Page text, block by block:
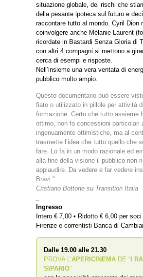
situazione globale, dei rischi che
della pesante ipoteca sul futuro e
raccontare tutto al mondo. Cyril Dion
coinvolgere anche Mélanie Laurent
ricordate in Bastardi Senza Gloria di
con altri 4 compagni si mettono a
cerca di esempi e risposte.
Nell’insieme una vera ventata di
pubblico molto ampio.
Questo documentario può essere
fiato o utilizzato in pillole per attività
formazione. Certo che tutto assieme
ottimo, non fa concessioni particolari
ingenuamente ottimistiche, ma al
trasmette l’idea che tutto quello che
fare. Lo fa in un modo razionale ed
alla fine della visione il pubblico non
applaudire. Da vedere e far vedere
Bravi.”
Cristiano Bottone su Transition Italia
Ingresso
Intero € 7,00 • Ridotto € 6,00 per
Firenze e correntisti Banca di
Dalle 19.00 alle 21.30
PROVA L’APERICINEMA DE “ I
SIPARIO”